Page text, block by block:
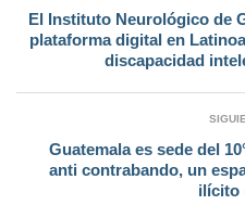
El Instituto Neurológico de
plataforma digital en
discapacidad
Guatemala es sede del
anti contrabando, un
ilícito